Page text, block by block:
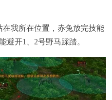
我所在位置，赤兔放完技能
避开1、2号野马踩踏。